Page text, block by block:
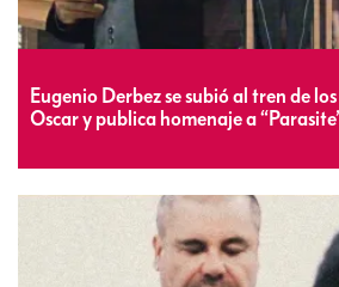
Eugenio Derbez se subió al tren de
Oscar y publica homenaje a